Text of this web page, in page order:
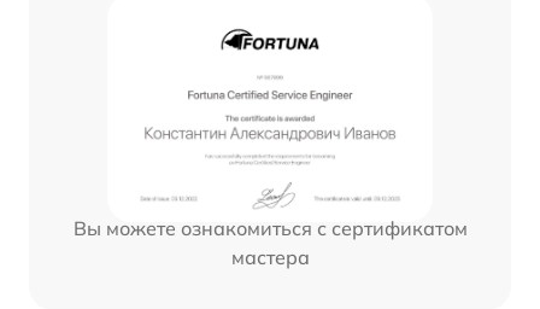
Вы можете ознакомиться с сертификатом
мастера